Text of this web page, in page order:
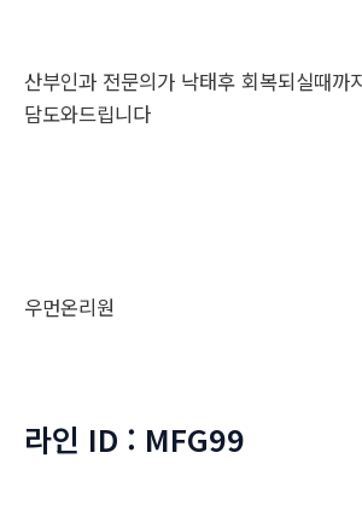
산부인과 전문의가 낙태후 회복되실때까
담도와드립니다
우먼온리원
라인 ID : MFG99